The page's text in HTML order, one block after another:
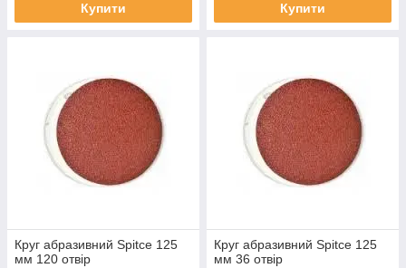
Купити Купити
Круг абразивний Spitce 125
мм 120 отвір
Круг абразивний Spitce 125
мм 36 отвір